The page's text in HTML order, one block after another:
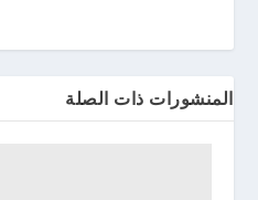
المنشورات ذات الصلة